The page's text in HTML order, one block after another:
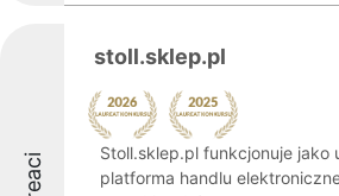
stoll.sklep.pl
Stoll.sklep.pl funkcjonuje jako
platforma handlu